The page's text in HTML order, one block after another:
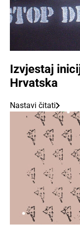
Izvjestaj
Hrvatska
Nastavi čitati